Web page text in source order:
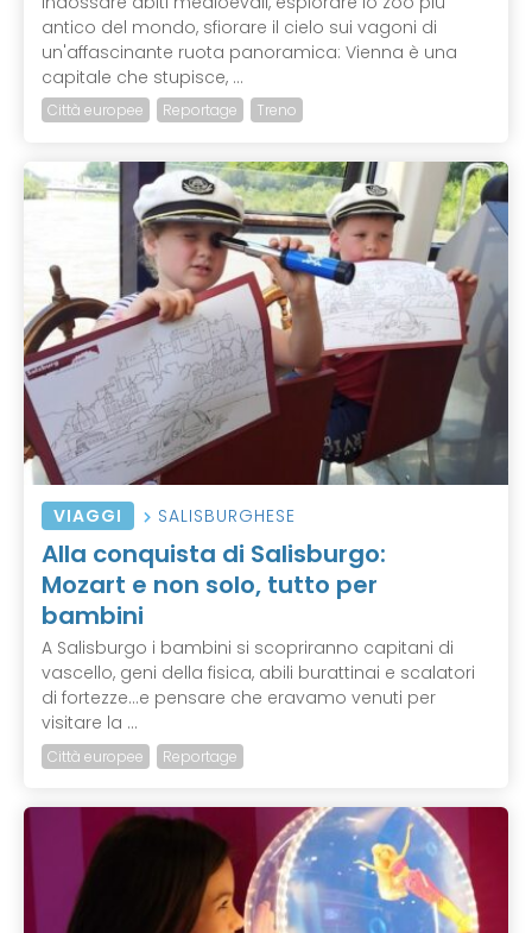
antico del mondo, sfiorare il cielo sui vagoni di
un'affascinante ruota panoramica: Vienna è una
capitale che stupisce, ...
Città europee Reportage Treno
VIAGGI SALISBURGHESE
Alla conquista di Salisburgo:
Mozart e non solo, tutto per
bambini
A Salisburgo i bambini si scopriranno capitani di
vascello, geni della fisica, abili burattinai e scalatori
di fortezze...e pensare che eravamo venuti per
visitare la ...
Città europee Reportage